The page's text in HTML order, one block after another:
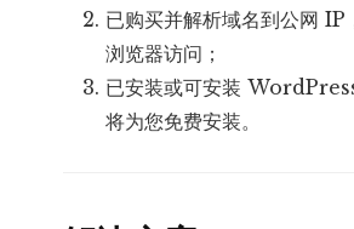
已购买并解析域名到公网 IP
浏览器访问；
已安装或可安装
将为您免费安装。